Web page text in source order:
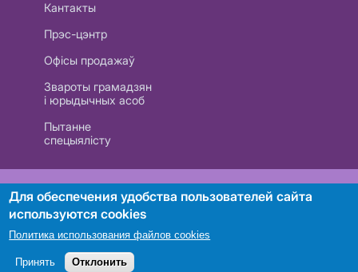
Кантакты
Прэс-цэнтр
Офісы продажаў
Звароты грамадзян
і юрыдычных асоб
Пытанне
спецыялісту
РУП «Белтэлекам». УНП 101007741
Пошук
Для обеспечения удобства пользователей сайта
используются cookies
Политика использования файлов cookies
Принять Отклонить